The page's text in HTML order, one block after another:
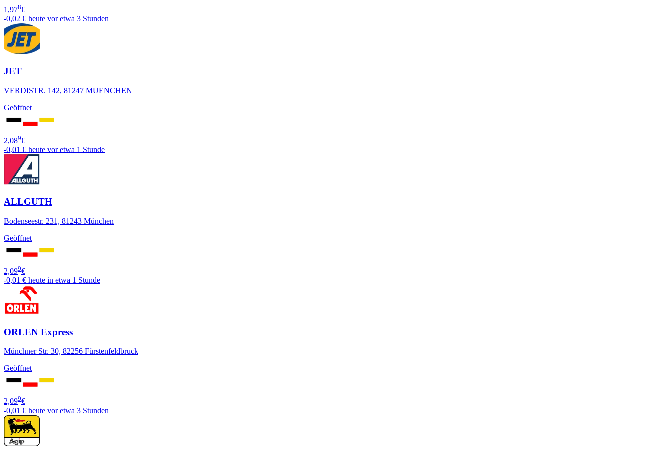
1,978€
-0,02 € heute vor etwa 3 Stunden
JET
VERDISTR. 142, 81247 MUENCHEN
Geöffnet
2,089€
-0,01 € heute vor etwa 1 Stunde
ALLGUTH
Bodenseestr. 231, 81243 München
Geöffnet
2,099€
-0,01 € heute in etwa 1 Stunde
ORLEN Express
Münchner Str. 30, 82256 Fürstenfeldbruck
Geöffnet
2,099€
-0,01 € heute vor etwa 3 Stunden